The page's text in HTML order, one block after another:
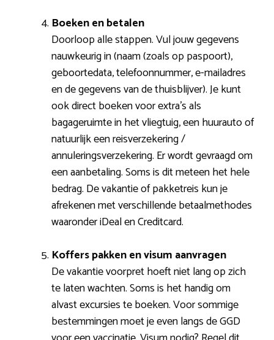
Boeken en betalen
Doorloop alle stappen. Vul jouw gegevens
nauwkeurig in (naam (zoals op paspoort),
geboortedata, telefoonnummer, e-mailadres
en de gegevens van de thuisblijver). Je kunt
ook direct boeken voor extra’s als
bagageruimte in het vliegtuig, een huurauto of
natuurlijk een reisverzekering /
annuleringsverzekering. Er wordt gevraagd om
een aanbetaling. Soms is dit meteen het hele
bedrag. De vakantie of pakketreis kun je
afrekenen met verschillende betaalmethodes
waaronder iDeal en Creditcard.
Koffers pakken en visum aanvragen
De vakantie voorpret hoeft niet lang op zich
te laten wachten. Soms is het handig om
alvast excursies te boeken. Voor sommige
bestemmingen moet je even langs de GGD